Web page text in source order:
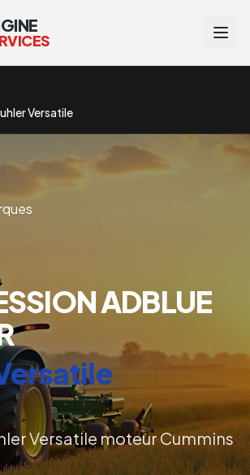
Versatile
ADBLUE
Versatile moteur Cummins